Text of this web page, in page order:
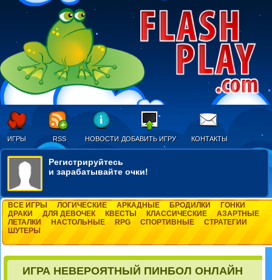
ИГРЫ RSS НОВОСТИ ДОБАВИТЬ ИГРУ КОНТАКТЫ
Регистрируйтесь
и зарабатывайте очки!
ВСЕ ИГРЫ ЛОГИЧЕСКИЕ АРКАДНЫЕ БРОДИЛКИ
ГОНКИ
ДРАКИ
ДЛЯ ДЕВОЧЕК КВЕСТЫ КЛАССИЧЕСКИЕ
АЗАРТНЫЕ
ЛЕТАЛКИ
НАСТОЛЬНЫЕ RPG СПОРТИВНЫЕ
СТРАТЕГИИ
ШУТЕРЫ
ИГРА НЕВЕРОЯТНЫЙ ПИНБОЛ ОНЛАЙН